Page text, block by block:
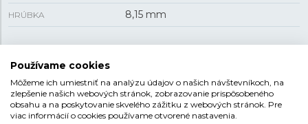
HRÚBKA 8,15 mm
REMIENOK
MATERIÁL REMIENKA Oceľ s povrchovou úpravou
FARBA REMIENKA Zlatá
Používame cookies
Môžeme ich umiestniť na analýzu údajov o našich návštevníkoch, na
zlepšenie našich webových stránok, zobrazovanie prispôsobeného
obsahu a na poskytovanie skvelého zážitku z webových stránok. Pre
viac informácií o cookies používame otvorené nastavenia.